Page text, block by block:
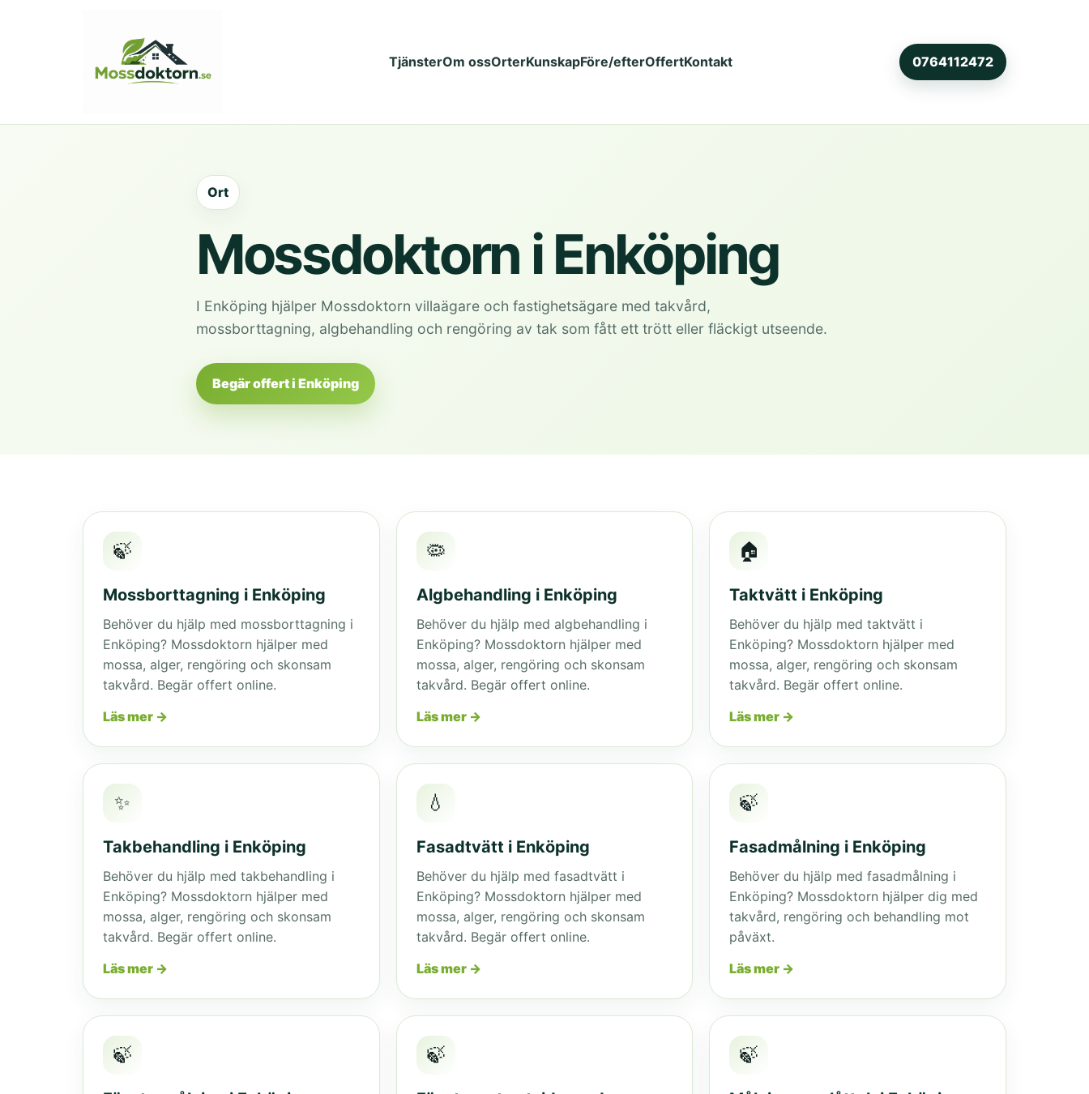
TjänsterOm ossOrterKunskapFöre/efterOffertKontakt 0764112472
Ort
Mossdoktorn i Enköping
I Enköping hjälper Mossdoktorn villaägare och fastighetsägare med takvård,
mossborttagning, algbehandling och rengöring av tak som fått ett trött eller fläckigt utseende.
Begär offert i Enköping
🍃
Mossborttagning i Enköping
Behöver du hjälp med mossborttagning i
Enköping? Mossdoktorn hjälper med
mossa, alger, rengöring och skonsam
takvård. Begär offert online.
Läs mer →
🦠
Algbehandling i Enköping
Behöver du hjälp med algbehandling i
Enköping? Mossdoktorn hjälper med
mossa, alger, rengöring och skonsam
takvård. Begär offert online.
Läs mer →
🏠
Taktvätt i Enköping
Behöver du hjälp med taktvätt i
Enköping? Mossdoktorn hjälper med
mossa, alger, rengöring och skonsam
takvård. Begär offert online.
Läs mer →
✨
Takbehandling i Enköping
Behöver du hjälp med takbehandling i
Enköping? Mossdoktorn hjälper med
mossa, alger, rengöring och skonsam
takvård. Begär offert online.
Läs mer →
💧
Fasadtvätt i Enköping
Behöver du hjälp med fasadtvätt i
Enköping? Mossdoktorn hjälper med
mossa, alger, rengöring och skonsam
takvård. Begär offert online.
Läs mer →
🍃
Fasadmålning i Enköping
Behöver du hjälp med fasadmålning i
Enköping? Mossdoktorn hjälper dig med
takvård, rengöring och behandling mot
påväxt.
Läs mer →
🍃 🍃 🍃